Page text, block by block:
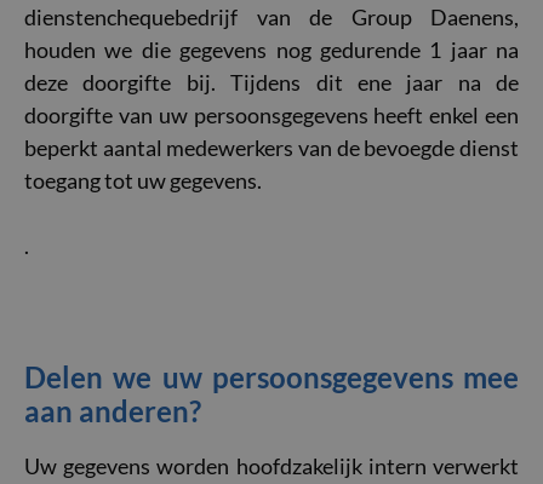
dienstenchequebedrijf van de Group Daenens,
houden we die gegevens nog gedurende 1 jaar na
deze doorgifte bij. Tijdens dit ene jaar na de
doorgifte van uw persoonsgegevens heeft enkel een
beperkt aantal medewerkers van de bevoegde dienst
toegang tot uw gegevens.
.
Delen we uw persoonsgegevens mee
aan anderen?
Uw gegevens worden hoofdzakelijk intern verwerkt